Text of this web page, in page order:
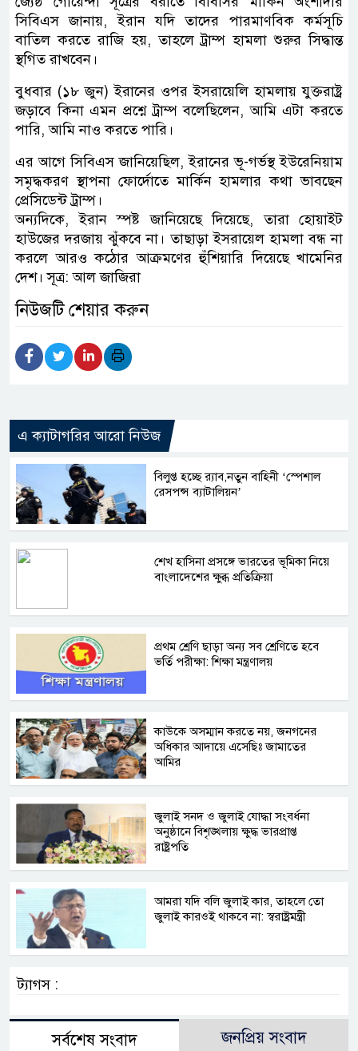
সিবিএস জানায়, ইরান যদি তাদের পারমাণবিক কর্মসূচি
বাতিল করতে রাজি হয়, তাহলে ট্রাম্প হামলা শুরুর সিদ্ধান্ত
স্থগিত রাখবেন।
বুধবার (১৮ জুন) ইরানের ওপর ইসরায়েলি হামলায় যুক্তরাষ্ট্র
জড়াবে কিনা এমন প্রশ্নে ট্রাম্প বলেছিলেন, আমি এটা করতে
পারি, আমি নাও করতে পারি।
এর আগে সিবিএস জানিয়েছিল, ইরানের ভূ-গর্ভস্থ ইউরেনিয়াম
সমৃদ্ধকরণ স্থাপনা ফোর্দোতে মার্কিন হামলার কথা ভাবছেন
প্রেসিডেন্ট ট্রাম্প।
অন্যদিকে, ইরান স্পষ্ট জানিয়েছে দিয়েছে, তারা হোয়াইট
হাউজের দরজায় ঝুঁকবে না। তাছাড়া ইসরায়েল হামলা বন্ধ না
করলে আরও কঠোর আক্রমণের হুঁশিয়ারি দিয়েছে খামেনির
দেশ। সূত্র: আল জাজিরা
নিউজটি শেয়ার করুন
এ ক্যাটাগরির আরো নিউজ
বিলুপ্ত হচ্ছে র‍্যাব,নতুন বাহিনী ‘স্পেশাল
রেসপন্স ব্যাটালিয়ন’
শেখ হাসিনা প্রসঙ্গে ভারতের ভূমিকা নিয়ে
বাংলাদেশের ক্ষুব্ধ প্রতিক্রিয়া
প্রথম শ্রেণি ছাড়া অন্য সব শ্রেণিতে হবে
ভর্তি পরীক্ষা: শিক্ষা মন্ত্রণালয়
কাউকে অসম্মান করতে নয়, জনগনের
অধিকার আদায়ে এসেছিঃ জামাতের
আমির
জুলাই সনদ ও জুলাই যোদ্ধা সংবর্ধনা
অনুষ্ঠানে বিশৃঙ্খলায় ক্ষুদ্ধ ভারপ্রাপ্ত
রাষ্ট্রপতি
আমরা যদি বলি জুলাই কার, তাহলে তো
জুলাই কারওই থাকবে না: স্বরাষ্ট্রমন্ত্রী
ট্যাগস :
সর্বশেষ সংবাদ জনপ্রিয় সংবাদ